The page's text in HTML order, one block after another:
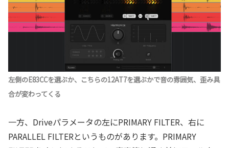
左側のE83CCを選ぶか、こちらの12AT7を選ぶかで音の雰囲気、歪み具
合が変わってくる
一方、Driveパラメータの左にPRIMARY FILTER、右に
PARALLEL FILTERというものがあります。PRIMARY